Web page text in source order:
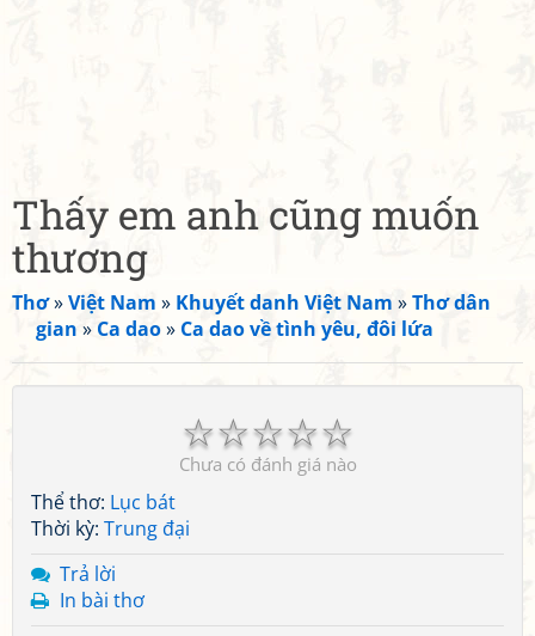
Thấy em anh cũng muốn
thương
Thơ»Việt Nam » Khuyết danh Việt Nam »Thơ dân
gian » Ca dao» Ca dao về tình yêu, đôi lứa
☆
☆
☆
☆
☆
Chưa có đánh giá nào
Thể thơ: Lục bát
Thời kỳ: Trung đại
Trả lời
In bài thơ